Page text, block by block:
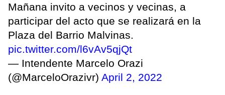
Mañana invito a vecinos y vecinas, a
participar del acto que se realizará en la
Plaza del Barrio Malvinas.
pic.twitter.com/l6vAv5qjQt
— Intendente Marcelo Orazi
(@MarceloOrazivr) April 2, 2022